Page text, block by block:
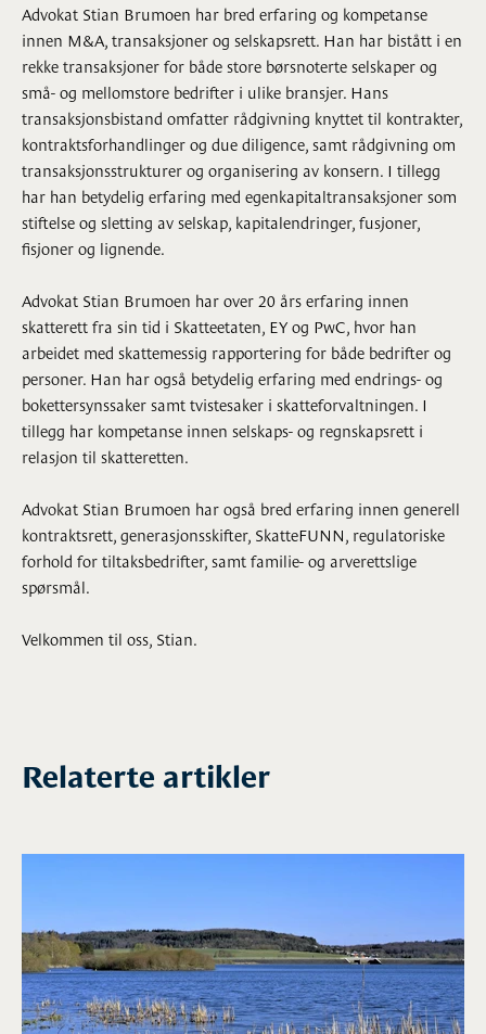
Advokat Stian Brumoen har bred erfaring og kompetanse
innen M&A, transaksjoner og selskapsrett. Han har bistått i en
rekke transaksjoner for både store børsnoterte selskaper og
små- og mellomstore bedrifter i ulike bransjer. Hans
transaksjonsbistand omfatter rådgivning knyttet til kontrakter,
kontraktsforhandlinger og due diligence, samt rådgivning om
transaksjonsstrukturer og organisering av konsern. I tillegg
har han betydelig erfaring med egenkapitaltransaksjoner som
stiftelse og sletting av selskap, kapitalendringer, fusjoner,
fisjoner og lignende.
Advokat Stian Brumoen har over 20 års erfaring innen
skatterett fra sin tid i Skatteetaten, EY og PwC, hvor han
arbeidet med skattemessig rapportering for både bedrifter og
personer. Han har også betydelig erfaring med endrings- og
bokettersynssaker samt tvistesaker i skatteforvaltningen. I
tillegg har kompetanse innen selskaps- og regnskapsrett i
relasjon til skatteretten.
Advokat Stian Brumoen har også bred erfaring innen generell
kontraktsrett, generasjonsskifter, SkatteFUNN, regulatoriske
forhold for tiltaksbedrifter, samt familie- og arverettslige
spørsmål.
Velkommen til oss, Stian.
Relaterte artikler